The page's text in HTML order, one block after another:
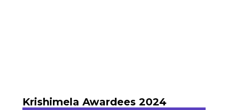
Krishimela Awardees 2024